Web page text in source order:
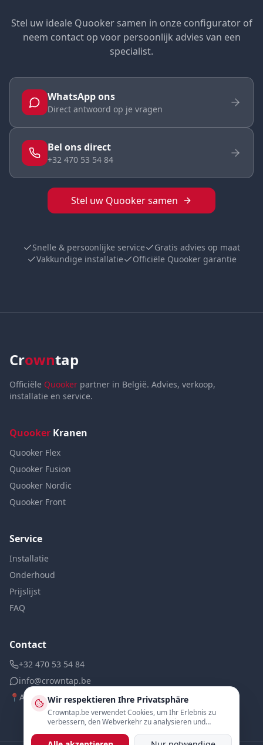
Stel uw ideale Quooker samen in onze configurator of
neem contact op voor persoonlijk advies van een
specialist.
WhatsApp ons
Direct antwoord op je vragen
Bel ons direct
+32 470 53 54 84
Stel uw Quooker samen
Snelle & persoonlijke service
Gratis advies op maat
Vakkundige installatie
Officiële Quooker garantie
Crowntap
Officiële Quooker partner in België. Advies, verkoop,
installatie en service.
Quooker Kranen
Quooker Flex
Quooker Fusion
Quooker Nordic
Quooker Front
Service
Installatie
Onderhoud
Prijslijst
FAQ
Contact
+32 470 53 54 84
info@crowntap.be
📍 Antwerpen, België
Wir respektieren Ihre Privatsphäre
Crowntap.be verwendet Cookies, um Ihr Erlebnis zu
verbessern, den Webverkehr zu analysieren und